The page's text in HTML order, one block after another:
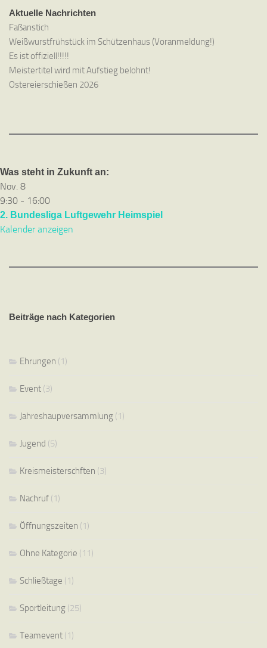
Aktuelle Nachrichten
Faßanstich
Weißwurstfrühstück im Schützenhaus (Voranmeldung!)
Es ist offiziell!!!!!
Meistertitel wird mit Aufstieg belohnt!
Ostereierschießen 2026
Was steht in Zukunft an:
Nov. 8
9:30 - 16:00
2. Bundesliga Luftgewehr Heimspiel
Kalender anzeigen
Beiträge nach Kategorien
Ehrungen (1)
Event (3)
Jahreshaupversammlung (1)
Jugend (5)
Kreismeisterschften (3)
Nachruf (1)
Öffnungszeiten (1)
Ohne Kategorie (11)
Schließtage (1)
Sportleitung (25)
Teamevent (1)